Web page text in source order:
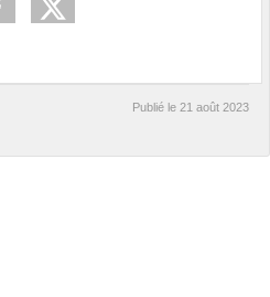
Publié le 21 août 2023